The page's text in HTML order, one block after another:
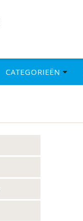
CATEGORIEËN